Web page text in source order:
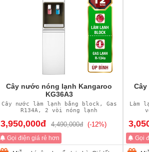
Cây nước nóng lạnh Kangaroo
KG36A3
Cây nước làm lạnh bằng block, Gas
R134A, 2 vòi nóng lạnh
3,950,000đ 4,490,000đ (-12%)
Gọi điện giá rẻ hơn
Làm
Gọi